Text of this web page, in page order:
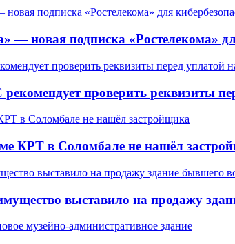
— новая подписка «Ростелекома»
проверить реквизиты
КРТ в Соломбале не нашёл
выставило на продажу